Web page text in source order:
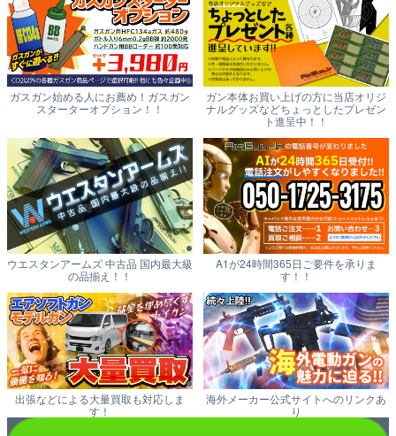
ガスガン始める人にお薦め！ガスガン
スターターオプション！！
ガン本体お買い上げの方に当店オリジ
ナルグッズなどちょっとしたプレゼン
ト進呈中！！
ウエスタンアームズ 中古品 国内最大級
の品揃え！！
A1が24時間365日ご要件を承りま
す！！
出張などによる大量買取も対応しま
す！
海外メーカー公式サイトへのリンクあ
り